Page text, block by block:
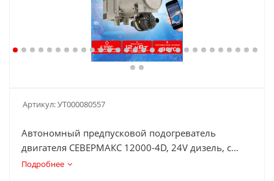
Артикул:УТ000080557
Автономный предпусковой подогреватель
двигателя СЕВЕРМАКС 12000-4D, 24V дизель, с
GSM управлением
Подробнее